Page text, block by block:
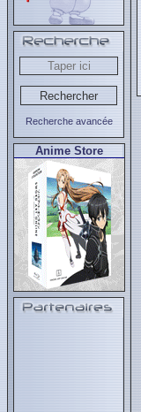
Recherche avancée
Anime Store